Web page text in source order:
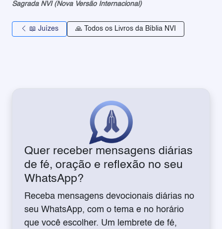
Sagrada NVI (Nova Versão Internacional)
📖 Juízes 🙏 Todos os Livros da Bíblia NVI
Quer receber mensagens diárias
de fé, oração e reflexão no seu
WhatsApp?
Receba mensagens devocionais diárias no
seu WhatsApp, com o tema e no horário
que você escolher. Um lembrete de fé,